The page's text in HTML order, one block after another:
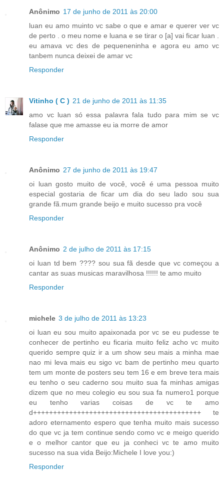
Anônimo 17 de junho de 2011 às 20:00
luan eu amo muinto vc sabe o que e amar e querer ver vc
de perto . o meu nome e luana e se tirar o [a] vai ficar luan .
eu amava vc des de pequeneninha e agora eu amo vc
tanbem nunca deixei de amar vc
Responder
Vitinho ( C ) 21 de junho de 2011 às 11:35
amo vc luan só essa palavra fala tudo para mim se vc
falase que me amasse eu ia morre de amor
Responder
Anônimo 27 de junho de 2011 às 19:47
oi luan gosto muito de você, você é uma pessoa muito
especial gostaria de ficar um dia do seu lado sou sua
grande fã.mum grande beijo e muito sucesso pra você
Responder
Anônimo 2 de julho de 2011 às 17:15
oi luan td bem ???? sou sua fã desde que vc começou a
cantar as suas musicas maravilhosa !!!!!! te amo muito
Responder
michele 3 de julho de 2011 às 13:23
oi luan eu sou muito apaixonada por vc se eu pudesse te
conhecer de pertinho eu ficaria muito feliz acho vc muito
querido sempre quiz ir a um show seu mais a minha mae
nao mi leva mais eu sigo vc bam de pertinho meu quarto
tem um monte de posters seu tem 16 e em breve tera mais
eu tenho o seu caderno sou muito sua fa minhas amigas
dizem que no meu colegio eu sou sua fa numero1 porque
eu tenho varias coisas de vc te amo
d++++++++++++++++++++++++++++++++++++++++++ te
adoro eternamento espero que tenha muito mais sucesso
do que vc ja tem continue sendo como vc e meigo querido
e o melhor cantor que eu ja conheci vc te amo muito
sucesso na sua vida Beijo:Michele I love you:)
Responder